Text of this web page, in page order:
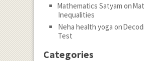
Mathematics Satyam on
Inequalities
Neha health yoga on
Test
Categories